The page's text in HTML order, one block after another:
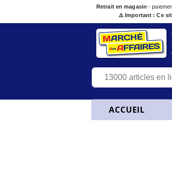
Retrait en magasin -
⚠️ Important : Ce
ACCUEIL